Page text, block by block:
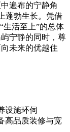
遍布的宁静角
蓬勃生长。凭借
生活至上”的总体
宁静的同时，尊
未来的优越住
设施环伺
高品质装修与宽